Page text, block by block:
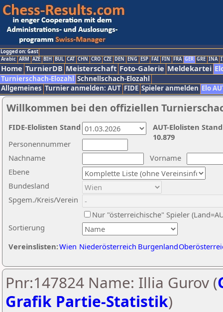
Logged on: Gast
Arabic ARM AZE BIH BUL CAT CHN CRO CZE DEN ENG ESP FAI FIN FRA GER GRE INA
Home TurnierDB Meisterschaft Foto-Galerie Meldekartei
Turnierschach-Elozahl Schnellschach-Elozahl
Allgemeines Turnier anmelden: AUT FIDE Spieler anmelden Elo
Willkommen bei den offiziellen
Nachname
Vorname
Ebene
Sortierung
Personennummer
Bundesland
Spgem./Kreis/Verein
Nur "österreichische" Spieler
Vereinslisten:Wien Niederösterreich Burgenland
AUT-Elolisten
10.879
FIDE-Elolisten Stand
Pnr:147824 Name: Illia Gurov (
Grafik Partie-Statistik)